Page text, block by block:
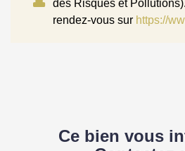
des Risques et
rendez-vous sur https://
Ce bien vous